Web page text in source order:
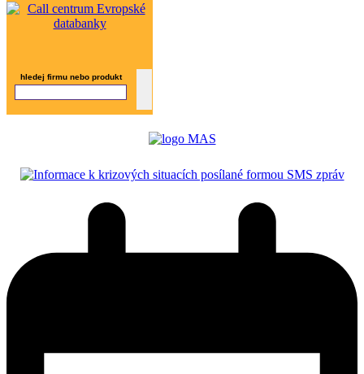
hledej firmu nebo produkt